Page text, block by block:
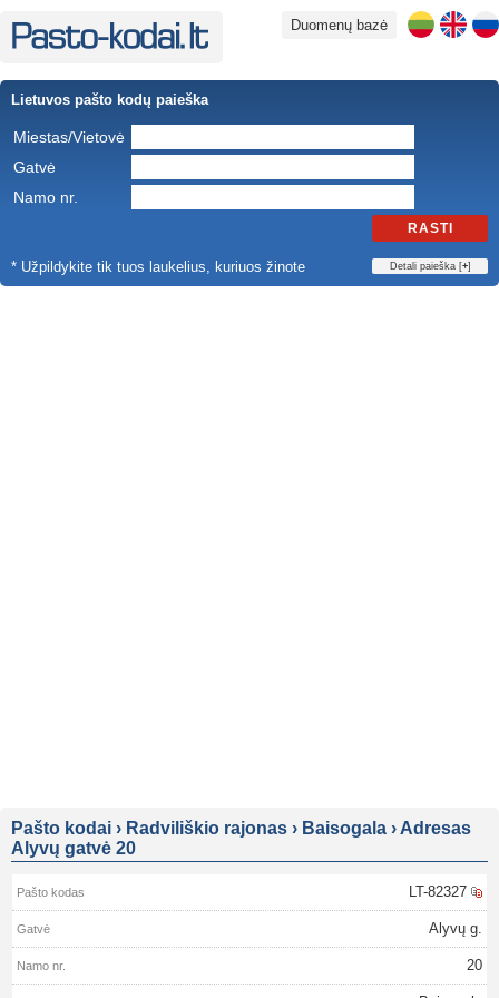
Duomenų bazė
Lietuvos pašto kodų paieška
Miestas/Vietovė
Gatvė
Namo nr.
RASTI
* Užpildykite tik tuos laukelius, kuriuos žinote Detali paieška [+]
Pašto kodai › Radviliškio rajonas › Baisogala › Adresas
Alyvų gatvė 20
LT-82327
Alyvų g.
20